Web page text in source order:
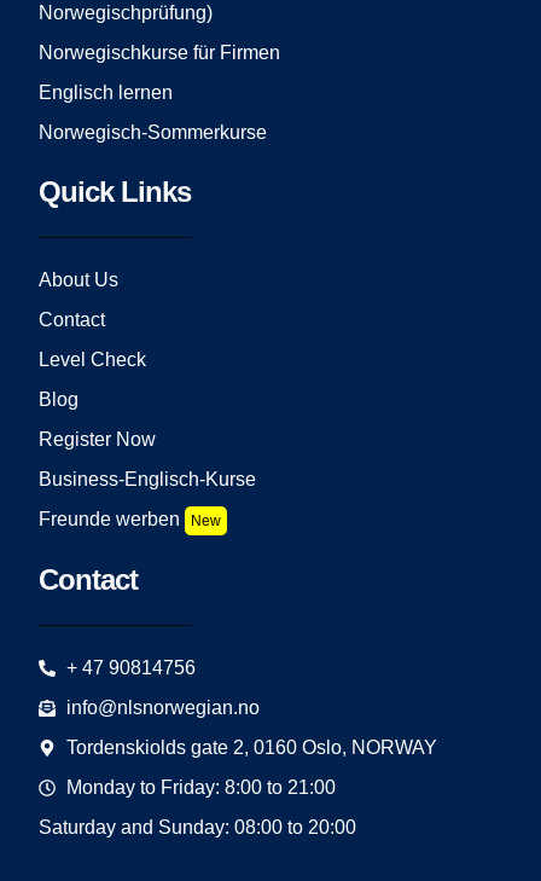
Norwegischprüfung)
Norwegischkurse für Firmen
Englisch lernen
Norwegisch-Sommerkurse
Quick Links
About Us
Contact
Level Check
Blog
Register Now
Business-Englisch-Kurse
Freunde werben
New
Contact
+ 47 90814756
info@nlsnorwegian.no
Tordenskiolds gate 2, 0160 Oslo, NORWAY
Monday to Friday: 8:00 to 21:00
Saturday and Sunday: 08:00 to 20:00